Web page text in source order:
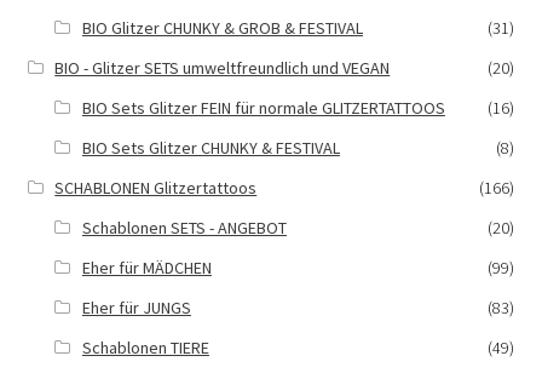
BIO Glitzer CHUNKY & GROB & FESTIVAL
(31)
BIO - Glitzer SETS umweltfreundlich und VEGAN
(20)
BIO Sets Glitzer FEIN für normale GLITZERTATTOOS
(16)
BIO Sets Glitzer CHUNKY & FESTIVAL
(8)
SCHABLONEN Glitzertattoos
(166)
Schablonen SETS - ANGEBOT
(20)
Eher für MÄDCHEN
(99)
Eher für JUNGS
(83)
Schablonen TIERE
(49)